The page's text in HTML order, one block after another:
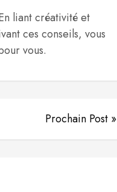
liant créativité et
ces conseils, vous
vous.
Prochain Post »